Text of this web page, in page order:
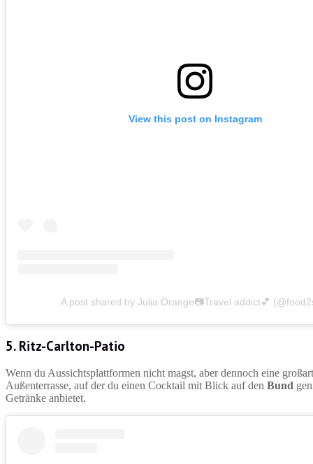
View this post on Instagram
A post shared by Julia Orange📷Travel addict💕
5. Ritz-Carlton-Patio
Wenn du Aussichtsplattformen nicht magst, aber dennoch eine
Außenterrasse, auf der du einen Cocktail mit Blick auf den Bund
Getränke anbietet.